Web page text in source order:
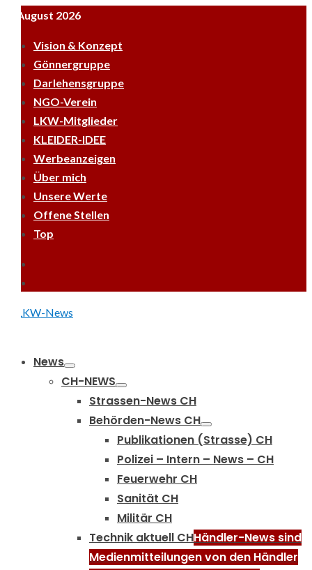
Skip
content
7. August 2026
Vision & Konzept
Gönnergruppe
Darlehensgruppe
NGO-Verein
LKW-Mitglieder
KLEIDER-IDEE
Werbeanzeigen
Über mich
Unsere Werte
Offene Stellen
Top
Menu
News
CH-NEWS
Strassen-News CH
Behörden-News CH
Publikationen (Strasse) CH
Polizei – Intern – News – CH
Feuerwehr CH
Sanität CH
Militär CH
Technik aktuell CHHändler-News sind
Medienmitteilungen von den Händler